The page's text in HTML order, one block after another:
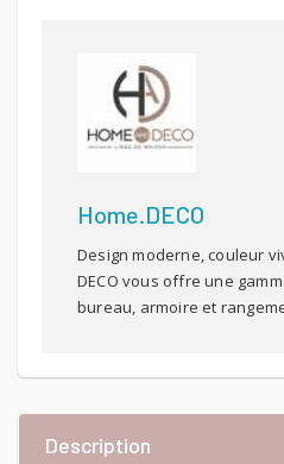
Home.DECO
Design moderne, couleur
DECO vous offre une
bureau, armoire et
Description